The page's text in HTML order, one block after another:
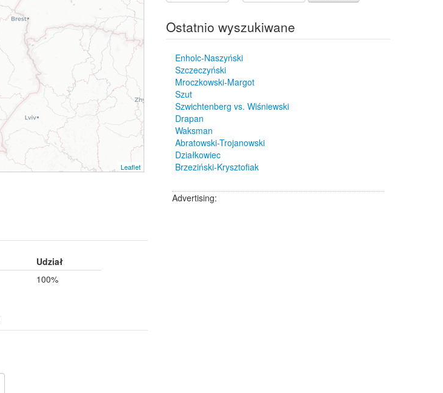
Leaflet
Udział
100%
Ostatnio wyszukiwane
Enholc-Naszyński
Szczeczyński
Mroczkowski-Margot
Szut
Szwichtenberg vs. Wiśniewski
Drapan
Waksman
Abratowski-Trojanowski
Działkowiec
Brzeziński-Krysztofiak
Advertising: